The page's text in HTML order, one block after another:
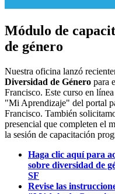
Módulo de
de género
Nuestra oficina lanzó
Diversidad de Género para
Francisco. Este curso en
"Mi Aprendizaje" del portal
Francisco. También
presencial que completen el
la sesión de capacitación
Haga clic aquí para
sobre diversidad de
SF
Revise las